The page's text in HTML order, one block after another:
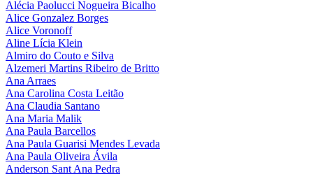
Alécia Paolucci Nogueira Bicalho
Alice Gonzalez Borges
Alice Voronoff
Aline Lícia Klein
Almiro do Couto e Silva
Alzemeri Martins Ribeiro de Britto
Ana Arraes
Ana Carolina Costa Leitão
Ana Claudia Santano
Ana Maria Malik
Ana Paula Barcellos
Ana Paula Guarisi Mendes Levada
Ana Paula Oliveira Ávila
Anderson Sant Ana Pedra